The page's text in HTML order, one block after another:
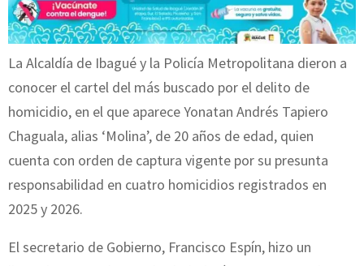
La Alcaldía de Ibagué y la Policía Metropolitana dieron a
conocer el cartel del más buscado por el delito de
homicidio, en el que aparece Yonatan Andrés Tapiero
Chaguala, alias ‘Molina’, de 20 años de edad, quien
cuenta con orden de captura vigente por su presunta
responsabilidad en cuatro homicidios registrados en
2025 y 2026.
El secretario de Gobierno, Francisco Espín, hizo un